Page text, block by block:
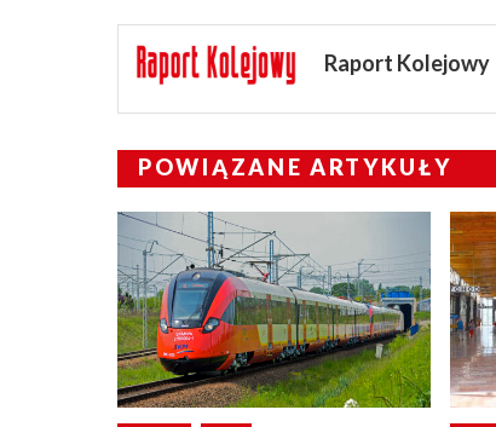
Raport Kolejowy
POWIĄZANE ARTYKUŁY